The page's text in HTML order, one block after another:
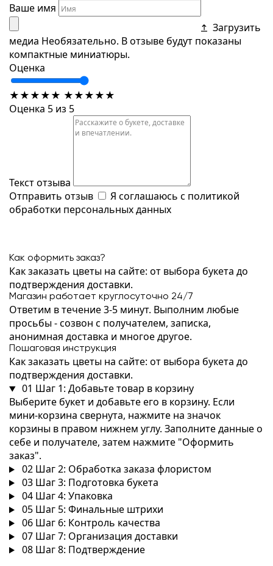
Ваше имя
Загрузить
медиа Необязательно. В отзыве будут показаны
компактные миниатюры.
Оценка
★★★★★ ★★★★★
Оценка 5 из 5
Текст отзыва
Отправить отзыв
Я соглашаюсь с политикой
обработки персональных данных
Как оформить заказ?
Как заказать цветы на сайте: от выбора букета до
подтверждения доставки.
Магазин работает круглосуточно 24/7
Ответим в течение 3-5 минут. Выполним любые
просьбы - созвон с получателем, записка,
анонимная доставка и многое другое.
Пошаговая инструкция
Как заказать цветы на сайте: от выбора букета до
подтверждения доставки.
01 Шаг 1: Добавьте товар в корзину
Выберите букет и добавьте его в корзину. Если
мини-корзина свернута, нажмите на значок
корзины в правом нижнем углу. Заполните данные о
себе и получателе, затем нажмите "Оформить
заказ".
02 Шаг 2: Обработка заказа флористом
03 Шаг 3: Подготовка букета
04 Шаг 4: Упаковка
05 Шаг 5: Финальные штрихи
06 Шаг 6: Контроль качества
07 Шаг 7: Организация доставки
08 Шаг 8: Подтверждение